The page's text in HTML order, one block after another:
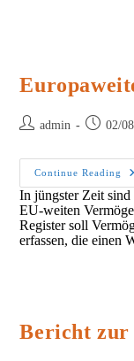
Postadmin
Post02/
Continue Reading
In jüngster Zeit
EU-weiten
Register soll
erfassen, die einen
Bericht zur